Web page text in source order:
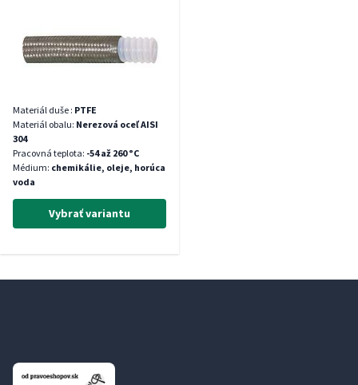
Materiál duše : PTFE
Materiál obalu: Nerezová oceľ AISI
304
Pracovná teplota: -54 až 260 °C
Médium: chemikálie, oleje, horúca
voda
Vybrať variantu